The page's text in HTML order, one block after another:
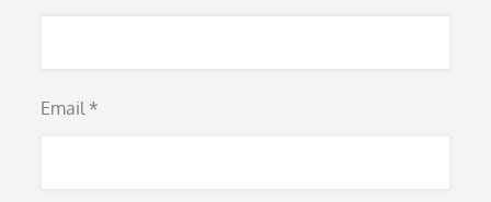
Email *